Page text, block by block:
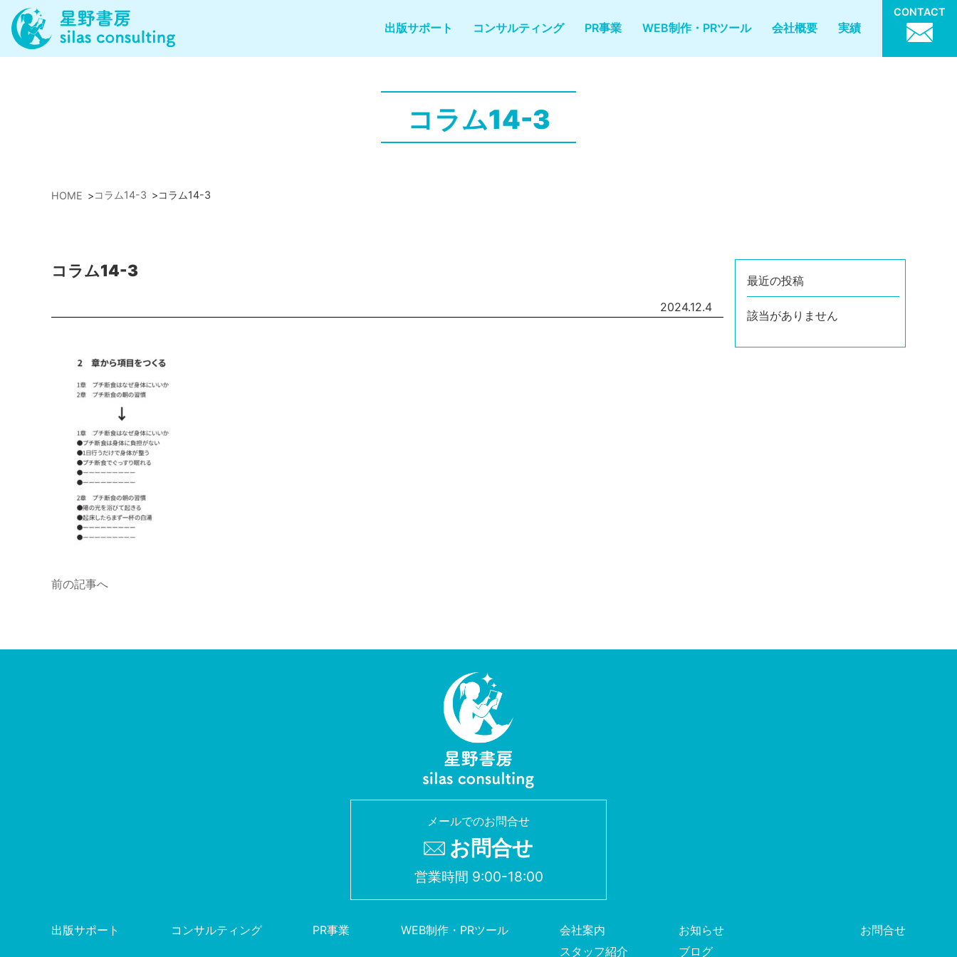
出版サポート コンサルティング PR事業 WEB制作・PRツール 会社概要 実績
CONTACT
コラム14-3
HOME >コラム14-3 >コラム14-3
コラム14-3
2024.12.4
前の記事へ
最近の投稿
該当がありません
メールでのお問合せ
お問合せ
営業時間 9:00-18:00
出版サポート コンサルティング PR事業 WEB制作・PRツール
会社案内
スタッフ紹介
お知らせ
ブログ
お問合せ